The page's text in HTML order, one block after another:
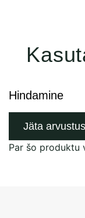
Hindamine
Jäta arvustus
Par šo produktu